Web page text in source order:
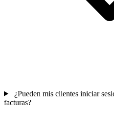
¿Pueden mis clientes iniciar
facturas?